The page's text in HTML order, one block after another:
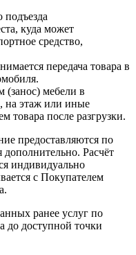
подъезда
куда может
средство,
передача товара в
(занос) мебели в
на этаж или иные
товара после разгрузки.
предоставляются по
Расчёт
индивидуально
с Покупателем
ранее услуг по
до доступной точки